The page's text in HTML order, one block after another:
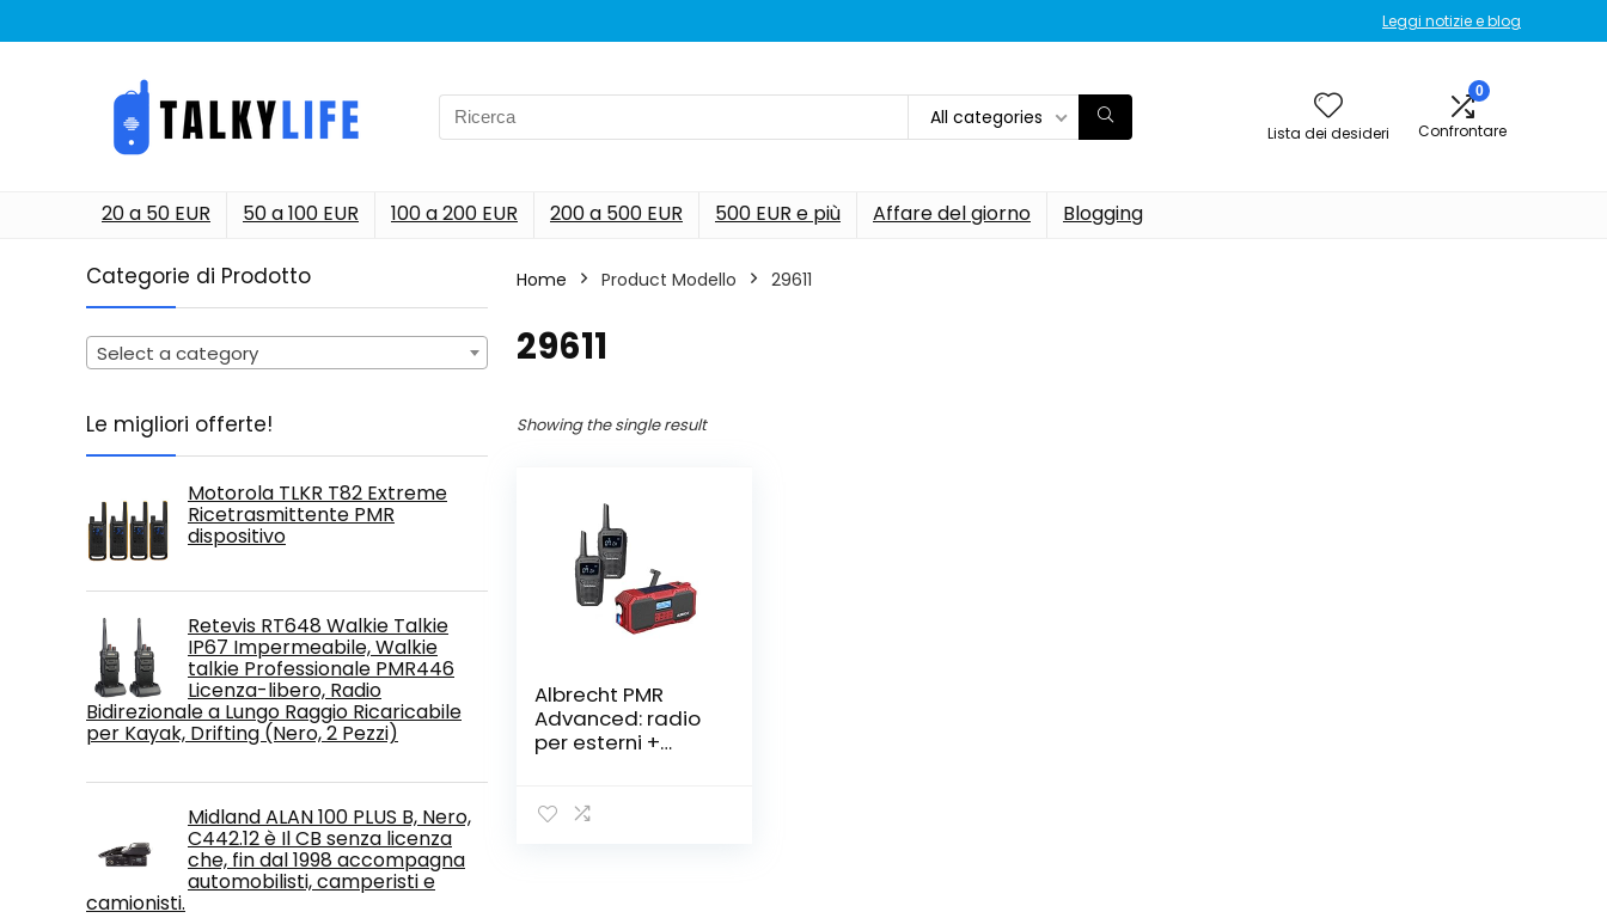
Leggi notizie e blog
Search
for:
All categories
Lista dei desideri
0
Confrontare
20 a 50 EUR 50 a 100 EUR 100 a 200 EUR 200 a 500 EUR 500 EUR e più Affare del giorno Blogging
Categorie di Prodotto
Select a category
Le migliori offerte!
Motorola TLKR T82 Extreme
Ricetrasmittente PMR
dispositivo
Retevis RT648 Walkie Talkie
IP67 Impermeabile, Walkie
talkie Professionale PMR446
Licenza-libero, Radio
Bidirezionale a Lungo Raggio Ricaricabile
per Kayak, Drifting (Nero, 2 Pezzi)
Midland ALAN 100 PLUS B, Nero,
C442.12 è Il CB senza licenza
che, fin dal 1998 accompagna
automobilisti, camperisti e
camionisti.
Home Product Modello ‎29611
‎29611
Showing the single result
Albrecht PMR
Advanced: radio
per esterni +
caricabatterie,